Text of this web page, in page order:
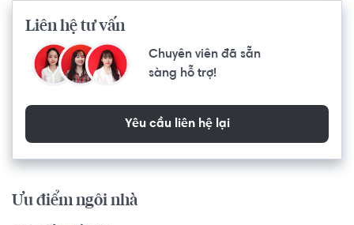
Liên hệ tư vấn
Chuyên viên đã sẵn
sàng hỗ trợ!
Yêu cầu liên hệ lại
Ưu điểm ngôi nhà